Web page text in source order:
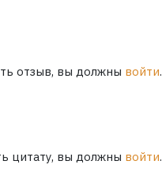
отзыв, вы должны войти.
цитату, вы должны войти.